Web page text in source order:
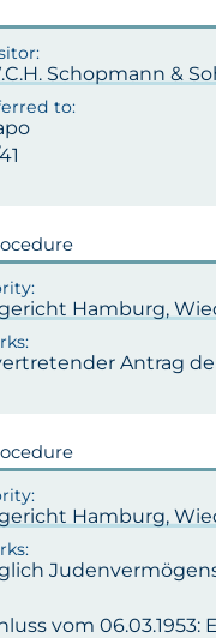
Schopmann &
Hamburg,
Antrag
Hamburg,
vom